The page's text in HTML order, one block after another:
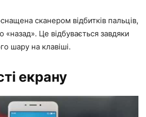
сканером відбитків пальців,
«назад». Це відбувається завдяки
шару на клавіші.
екрану